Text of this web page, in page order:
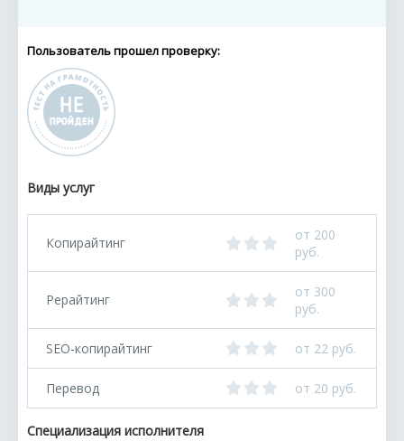
Пользователь прошел проверку:
Виды услуг
Копирайтинг
от 200
руб.
Рерайтинг
от 300
руб.
SEO-копирайтинг от 22 руб.
Перевод от 20 руб.
Специализация исполнителя